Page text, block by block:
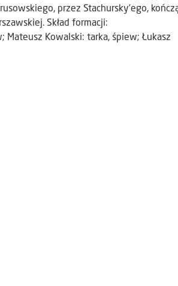
przez Stachursky’ego,
Skład formacji:
Mateusz Kowalski: tarka, śpiew; Łukasz